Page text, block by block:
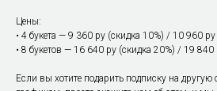
Цены:
• 4 букета — 9 360 ру (скидка 10%) / 10 960 ру
• 8 букетов — 16 640 ру (скидка 20%) / 19 840
Если вы хотите подарить подписку на